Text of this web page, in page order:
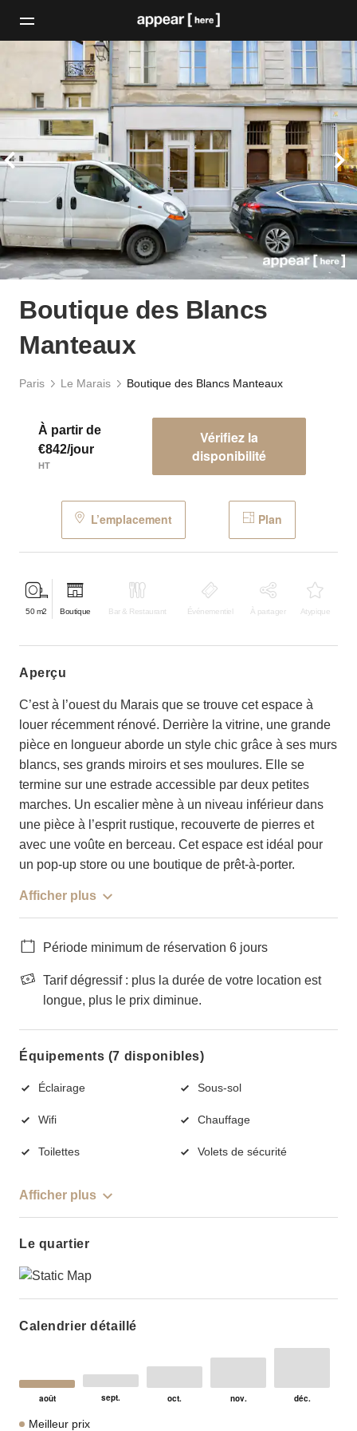
Boutique des Blancs
Manteaux
Paris Le Marais Boutique des Blancs Manteaux
À partir de
€842/jour
HT
Vérifiez la
disponibilité
L’emplacement Plan
50 m2 Boutique Bar & Restaurant Événementiel À partager Atypique
aperçu
C’est à l’ouest du Marais que se trouve cet espace à
louer récemment rénové. Derrière la vitrine, une grande
pièce en longueur aborde un style chic grâce à ses murs
blancs, ses grands miroirs et ses moulures. Elle se
termine sur une estrade accessible par deux petites
marches. Un escalier mène à un niveau inférieur dans
une pièce à l’esprit rustique, recouverte de pierres et
avec une voûte en berceau. Cet espace est idéal pour
un pop-up store ou une boutique de prêt-à-porter.
Afficher plus
Période minimum de réservation 6 jours
Tarif dégressif : plus la durée de votre location est
longue, plus le prix diminue.
Équipements (7 disponibles)
Éclairage Sous-sol
Wifi Chauffage
Toilettes Volets de sécurité
Afficher plus
Le quartier
Calendrier détaillé
Meilleur prix